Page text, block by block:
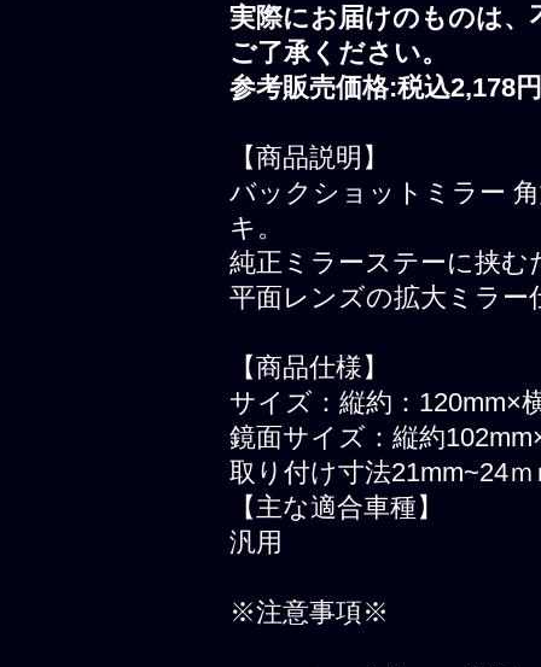
実際にお届けのものは
ご了承ください。
参考販売価格:税込2,178円
【商品説明】
バックショットミラー
キ。
純正ミラーステーに挟む
平面レンズの拡大ミラ
【商品仕様】
サイズ：縦約：120mm×
鏡面サイズ：縦約
取り付け寸法21mm~24ｍ
【主な適合車種】
汎用
※注意事項※